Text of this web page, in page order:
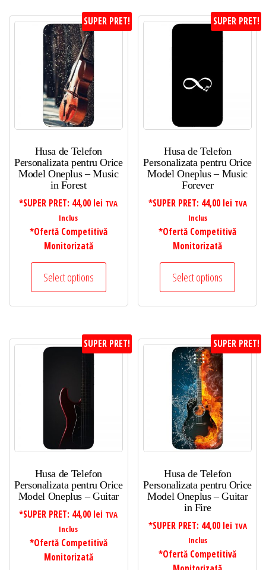
SUPER PRET!
Husa de Telefon
Personalizata pentru Orice
Model Oneplus – Music
in Forest
*SUPER PRET: 44,00 lei TVA
Inclus
*Ofertă Competitivă
Monitorizată
Select options
SUPER PRET!
Husa de Telefon
Personalizata pentru Orice
Model Oneplus – Music
Forever
*SUPER PRET: 44,00 lei TVA
Inclus
*Ofertă Competitivă
Monitorizată
Select options
SUPER PRET!
Husa de Telefon
Personalizata pentru Orice
Model Oneplus – Guitar
*SUPER PRET: 44,00 lei TVA
Inclus
*Ofertă Competitivă
Monitorizată
SUPER PRET!
Husa de Telefon
Personalizata pentru Orice
Model Oneplus – Guitar
in Fire
*SUPER PRET: 44,00 lei TVA
Inclus
*Ofertă Competitivă